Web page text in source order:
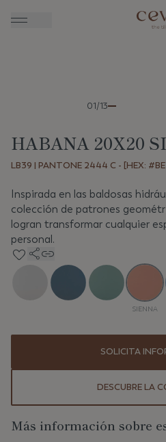
01/13
HABANA 20X20
LB39 | PANTONE 2444 C - [HEX:
Inspirada en las baldosas
colección de patrones
logran transformar cualquier
personal.
SIENNA
SOLICITA
DESCUBRE LA
Más información sobre